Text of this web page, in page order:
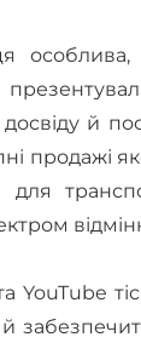
досвіду й
продажі
для
YouTube